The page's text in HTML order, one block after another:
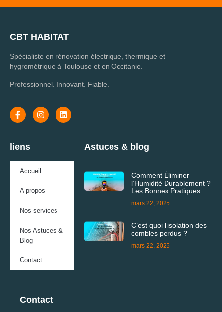
CBT HABITAT
Spécialiste en rénovation électrique, thermique et
hygrométrique à Toulouse et en Occitanie.
Professionnel. Innovant. Fiable.
liens
Accueil
A propos
Nos services
Nos Astuces &
Blog
Contact
Astuces & blog
Comment Éliminer
l’Humidité Durablement ?
Les Bonnes Pratiques
mars 22, 2025
C’est quoi l’isolation des
combles perdus ?
mars 22, 2025
Contact